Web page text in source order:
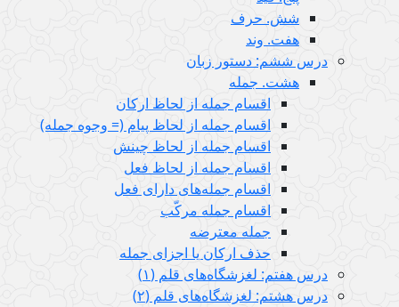
شش. حرف
هفت. وند
درس ششم: دستور زبان
هشت. جمله
اقسام جمله از لحاظ ارکان
اقسام جمله از لحاظ پیام (= وجوه جمله)
اقسام جمله از لحاظ چینش
اقسام جمله از لحاظ فعل
اقسام جمله‌های دارای فعل
اقسام جمله مرکّب
جمله معترضه
حذف ارکان یا اجزای جمله
درس هفتم: لغزشگاه‌های قلم (١)
درس هشتم: لغزشگاه‌های قلم (٢)